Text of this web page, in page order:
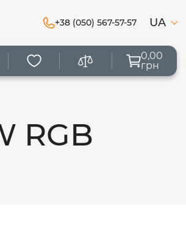
+38 (050) 567-57-57 UA
0,00
грн
RGB